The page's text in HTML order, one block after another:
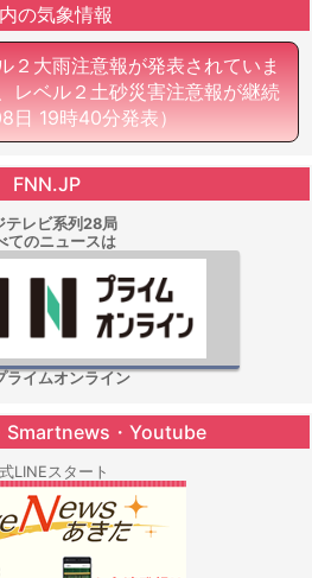
の気象情報
２大雨注意報が発表されていま
レベル２土砂災害注意報が継続
日 19時40分発表）
FNN.JP
テレビ系列28局
てのニュースは
ライムオンライン
Smartnews・Youtube
LINEスタート